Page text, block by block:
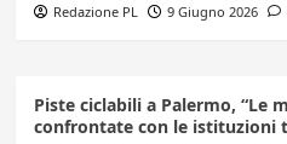
Redazione PL 9 Giugno 2026
Piste ciclabili a Palermo, “Le
confrontate con le istituzioni